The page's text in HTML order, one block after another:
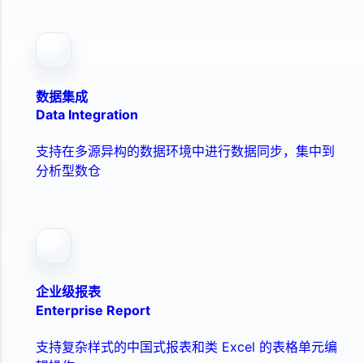
数据集成
Data Integration
支持在多源异构的数据环境中进行数据同步，集中到
分析型数仓
企业级报表
Enterprise Report
支持复杂样式的中国式报表和类 Excel 的表格单元编